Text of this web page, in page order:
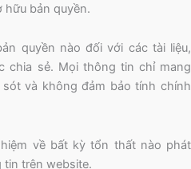
bản quyền.
quyền nào đối với các tài liệu,
chia sẻ. Mọi thông tin chỉ mang
và không đảm bảo tính chính
về bất kỳ tổn thất nào phát
trên website.